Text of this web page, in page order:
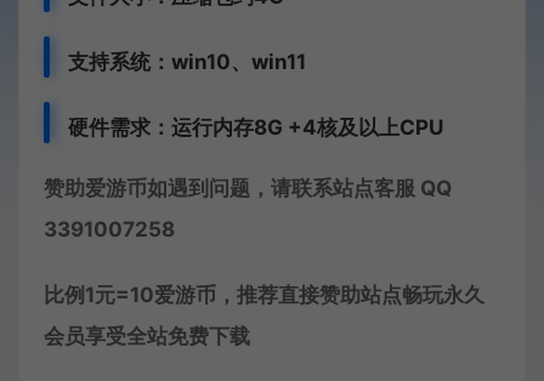
支持系统：win10、win11
硬件需求：运行内存8G +4核及以上CPU
赞助爱游币如遇到问题，请联系站点客服 QQ
3391007258
比例1元=10爱游币，推荐直接赞助站点畅玩永久
会员享受全站免费下载